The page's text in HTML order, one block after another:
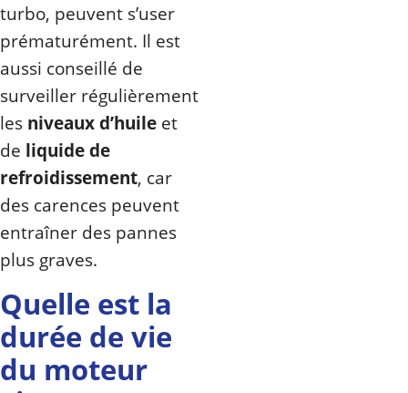
turbo, peuvent s’user
prématurément. Il est
aussi conseillé de
surveiller régulièrement
les niveaux d’huile et
de liquide de
refroidissement, car
des carences peuvent
entraîner des pannes
plus graves.
Quelle est la
durée de vie
du moteur